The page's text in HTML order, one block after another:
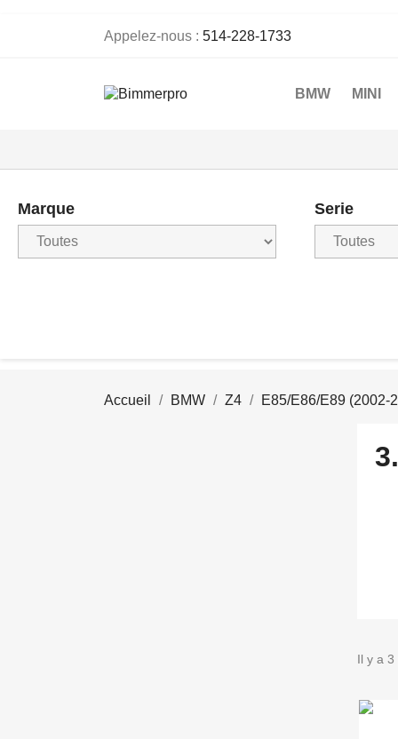
Appelez-nous : 514-228-1733
BMW MINI
Marque Serie
Accueil BMW Z4 E85/E86/E89 (2002-
Il y a 3